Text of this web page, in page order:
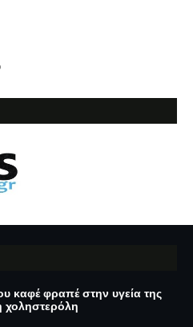
καφέ φραπέ στην υγεία της
χοληστερόλη